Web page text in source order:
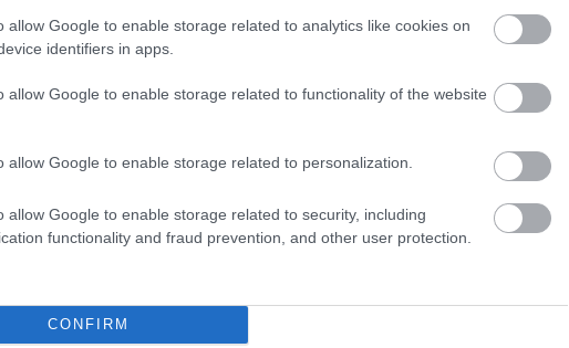
allow Google to enable storage related to analytics like cookies on
identifiers in apps.
allow Google to enable storage related to functionality of the website
allow Google to enable storage related to personalization.
allow Google to enable storage related to security, including
functionality and fraud prevention, and other user protection.
CONFIRM
A BME